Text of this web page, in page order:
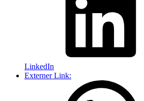
LinkedIn
Externer Link: